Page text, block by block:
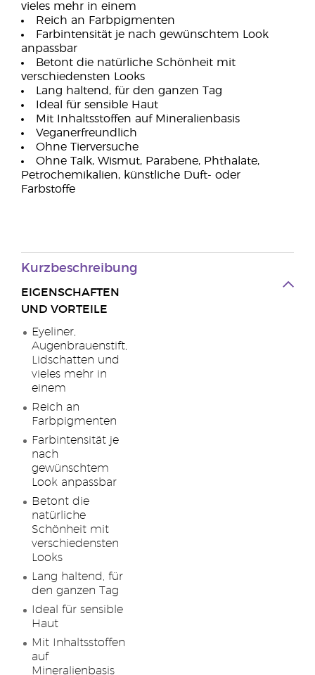
vieles mehr in einem
Reich an Farbpigmenten
Farbintensität je nach gewünschtem Look
anpassbar
Betont die natürliche Schönheit mit
verschiedensten Looks
Lang haltend, für den ganzen Tag
Ideal für sensible Haut
Mit Inhaltsstoffen auf Mineralienbasis
Veganerfreundlich
Ohne Tierversuche
Ohne Talk, Wismut, Parabene, Phthalate,
Petrochemikalien, künstliche Duft- oder
Farbstoffe
Kurzbeschreibung
EIGENSCHAFTEN
UND VORTEILE
Eyeliner,
Augenbrauenstift,
Lidschatten und
vieles mehr in
einem
Reich an
Farbpigmenten
Farbintensität je
nach
gewünschtem
Look anpassbar
Betont die
natürliche
Schönheit mit
verschiedensten
Looks
Lang haltend, für
den ganzen Tag
Ideal für sensible
Haut
Mit Inhaltsstoffen
auf
Mineralienbasis